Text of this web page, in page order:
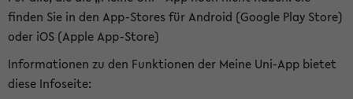
finden Sie in den App-Stores für Android (Google Play Store)
oder iOS (Apple App-Store)
Informationen zu den Funktionen der Meine Uni-App bietet
diese Infoseite: